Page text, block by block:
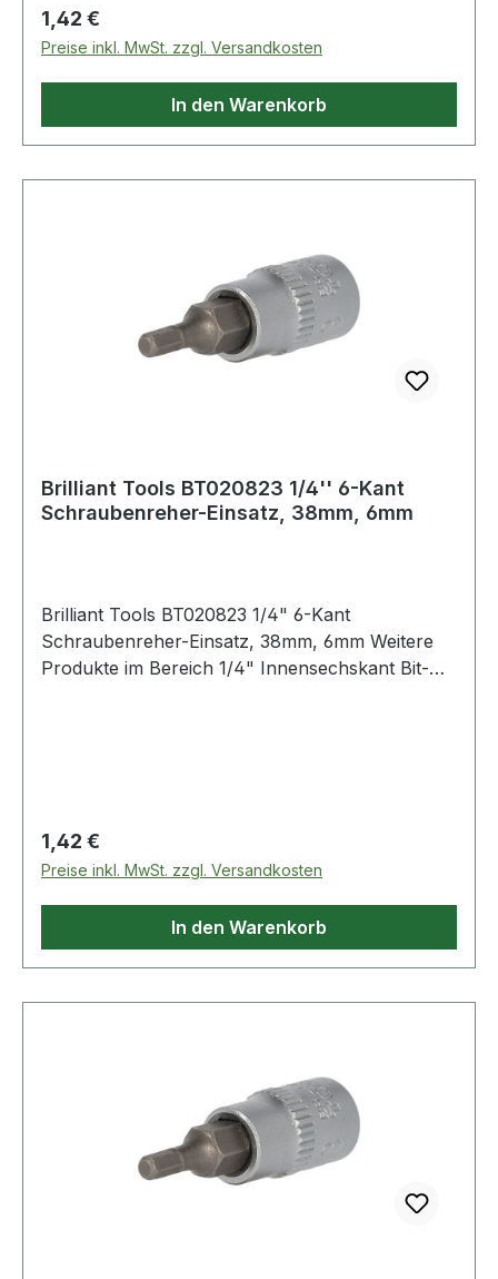
Regulärer Preis:
1,42 €
Preise inkl. MwSt. zzgl. Versandkosten
In den Warenkorb
Brilliant Tools BT020823 1/4'' 6-Kant
Schraubenreher-Einsatz, 38mm, 6mm
Brilliant Tools BT020823 1/4" 6-Kant
Schraubenreher-Einsatz, 38mm, 6mm Weitere
Produkte im Bereich 1/4" Innensechskant Bit-
Regulärer Preis:
1,42 €
Preise inkl. MwSt. zzgl. Versandkosten
In den Warenkorb